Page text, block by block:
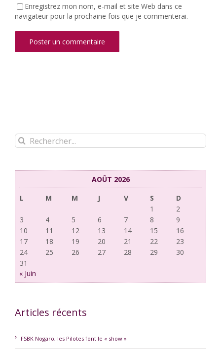
Enregistrez mon nom, e-mail et site Web dans ce
navigateur pour la prochaine fois que je commenterai.
Rechercher:
AOÛT 2026
L
M M J V S
D
1
2
3
4 5 6 7 8
9
10
11 12 13 14 15
16
17
18 19 20 21 22
23
24
25 26 27 28 29
30
31
« Juin
Articles récents
FSBK Nogaro, les Pilotes font le « show » !